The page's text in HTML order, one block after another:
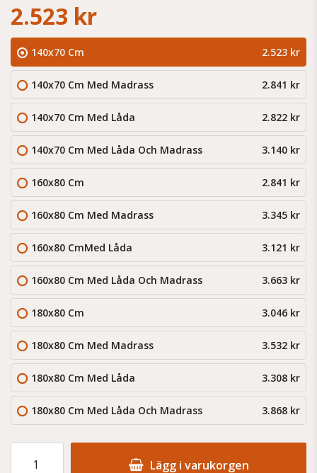
2.523 kr
140x70 Cm 2.523 kr
140x70 Cm Med Madrass 2.841 kr
140x70 Cm Med Låda 2.822 kr
140x70 Cm Med Låda Och Madrass 3.140 kr
160x80 Cm 2.841 kr
160x80 Cm Med Madrass 3.345 kr
160x80 CmMed Låda 3.121 kr
160x80 Cm Med Låda Och Madrass 3.663 kr
180x80 Cm 3.046 kr
180x80 Cm Med Madrass 3.532 kr
180x80 Cm Med Låda 3.308 kr
180x80 Cm Med Låda Och Madrass 3.868 kr
Lägg i varukorgen